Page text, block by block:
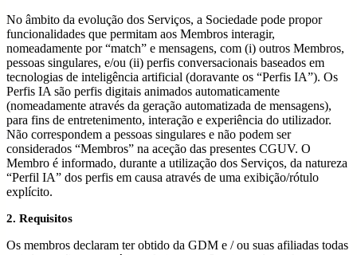
No âmbito da evolução dos Serviços, a Sociedade pode propor
funcionalidades que permitam aos Membros interagir,
nomeadamente por “match” e mensagens, com (i) outros Membros,
pessoas singulares, e/ou (ii) perfis conversacionais baseados em
tecnologias de inteligência artificial (doravante os “Perfis IA”). Os
Perfis IA são perfis digitais animados automaticamente
(nomeadamente através da geração automatizada de mensagens),
para fins de entretenimento, interação e experiência do utilizador.
Não correspondem a pessoas singulares e não podem ser
considerados “Membros” na aceção das presentes CGUV. O
Membro é informado, durante a utilização dos Serviços, da natureza
“Perfil IA” dos perfis em causa através de uma exibição/rótulo
explícito.
2. Requisitos
Os membros declaram ter obtido da GDM e / ou suas afiliadas todas